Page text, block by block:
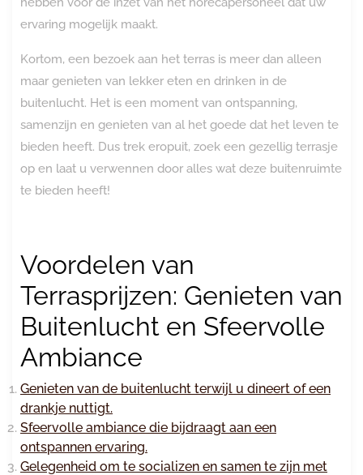
ervaring mogelijk maakt.
Kortom, een bezoek aan het terras is meer dan alleen
maar genieten van lekker eten en drinken in de
buitenlucht. Het is een moment van ontspanning,
samenzijn en genieten van al het goede dat het leven te
bieden heeft. Dus trek eropuit, zoek een gezellig terrasje
op en laat u verwennen door alles wat deze buitenruimte
te bieden heeft!
Voordelen van
Terrasprijzen: Genieten van
Buitenlucht en Sfeervolle
Ambiance
Genieten van de buitenlucht terwijl u dineert of een
drankje nuttigt.
Sfeervolle ambiance die bijdraagt aan een
ontspannen ervaring.
Gelegenheid om te socializen en samen te zijn met